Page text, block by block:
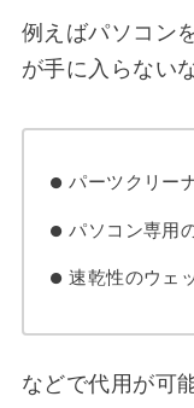
例えばパソコン
が手に入らない
パーツクリー
パソコン専用
速乾性のウェ
などで代用が可